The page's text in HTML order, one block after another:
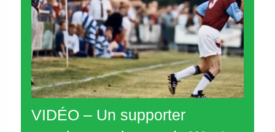
VIDÉO – Un supporter